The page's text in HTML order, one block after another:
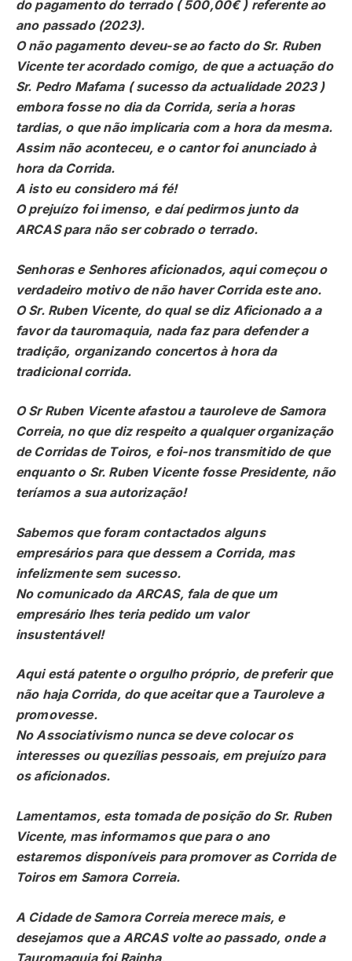
do pagamento do terrado ( 500,00€ ) referente ao
ano passado (2023).
O não pagamento deveu-se ao facto do Sr. Ruben
Vicente ter acordado comigo, de que a actuação do
Sr. Pedro Mafama ( sucesso da actualidade 2023 )
embora fosse no dia da Corrida, seria a horas
tardias, o que não implicaria com a hora da mesma.
Assim não aconteceu, e o cantor foi anunciado à
hora da Corrida.
A isto eu considero má fé!
O prejuízo foi imenso, e daí pedirmos junto da
ARCAS para não ser cobrado o terrado.
Senhoras e Senhores aficionados, aqui começou o
verdadeiro motivo de não haver Corrida este ano.
O Sr. Ruben Vicente, do qual se diz Aficionado a a
favor da tauromaquia, nada faz para defender a
tradição, organizando concertos à hora da
tradicional corrida.
O Sr Ruben Vicente afastou a tauroleve de Samora
Correia, no que diz respeito a qualquer organização
de Corridas de Toiros, e foi-nos transmitido de que
enquanto o Sr. Ruben Vicente fosse Presidente, não
teríamos a sua autorização!
Sabemos que foram contactados alguns
empresários para que dessem a Corrida, mas
infelizmente sem sucesso.
No comunicado da ARCAS, fala de que um
empresário lhes teria pedido um valor
insustentável!
Aqui está patente o orgulho próprio, de preferir que
não haja Corrida, do que aceitar que a Tauroleve a
promovesse.
No Associativismo nunca se deve colocar os
interesses ou quezílias pessoais, em prejuízo para
os aficionados.
Lamentamos, esta tomada de posição do Sr. Ruben
Vicente, mas informamos que para o ano
estaremos disponíveis para promover as Corrida de
Toiros em Samora Correia.
A Cidade de Samora Correia merece mais, e
desejamos que a ARCAS volte ao passado, onde a
Tauromaquia foi Rainha.